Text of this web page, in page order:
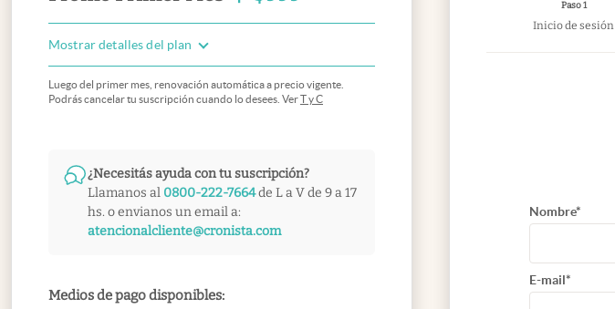
Mostrar detalles del plan
Luego del primer mes, renovación automática a precio vigente.
Podrás cancelar tu suscripción cuando lo desees. VerT y C
¿Necesitás ayuda con tu suscripción?
Llamanos al 0800-222-7664de L a V de 9 a 17
hs. o envianos un email a:
atencionalcliente@cronista.com
Medios de pago disponibles:
Paso 1
Inicio de sesión
Nombre*
E-mail*